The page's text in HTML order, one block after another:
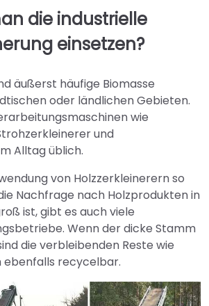
die industrielle
einsetzen?
äußerst häufige Biomasse
oder ländlichen Gebieten.
wie
und
Alltag üblich.
von Holzzerkleinerern so
Nachfrage nach Holzprodukten in
ist, gibt es auch viele
Wenn der dicke Stamm
die verbleibenden Reste wie
ebenfalls recycelbar.